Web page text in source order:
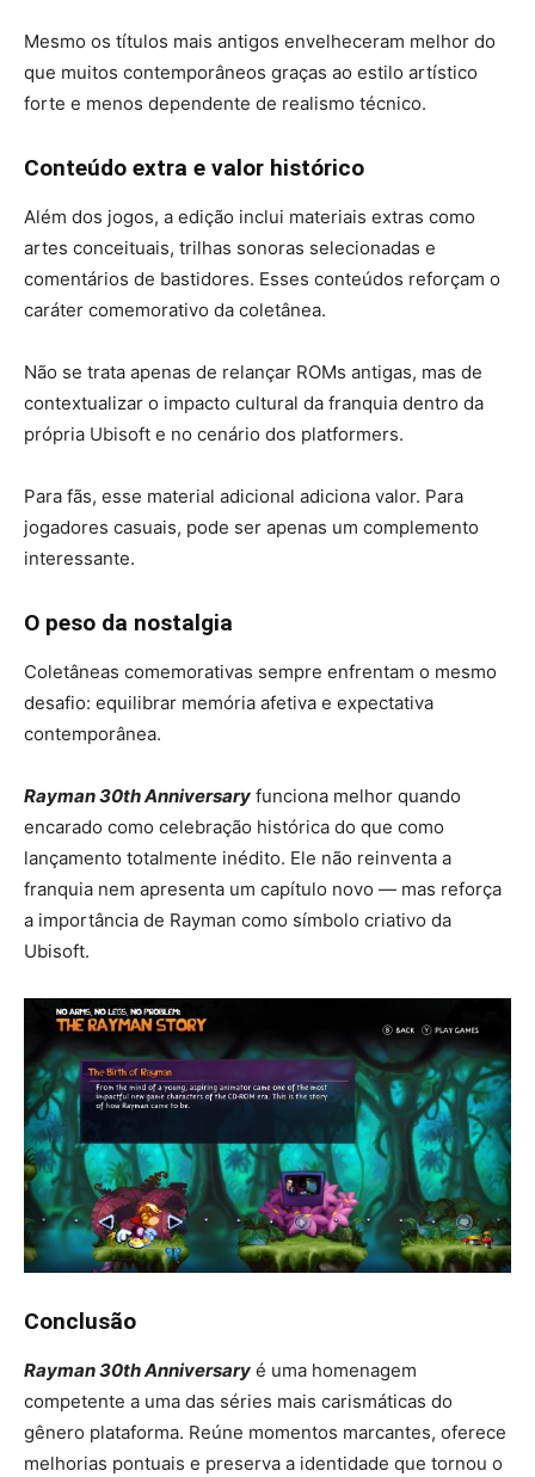
Mesmo os títulos mais antigos envelheceram melhor do
que muitos contemporâneos graças ao estilo artístico
forte e menos dependente de realismo técnico.
Conteúdo extra e valor histórico
Além dos jogos, a edição inclui materiais extras como
artes conceituais, trilhas sonoras selecionadas e
comentários de bastidores. Esses conteúdos reforçam o
caráter comemorativo da coletânea.
Não se trata apenas de relançar ROMs antigas, mas de
contextualizar o impacto cultural da franquia dentro da
própria Ubisoft e no cenário dos platformers.
Para fãs, esse material adicional adiciona valor. Para
jogadores casuais, pode ser apenas um complemento
interessante.
O peso da nostalgia
Coletâneas comemorativas sempre enfrentam o mesmo
desafio: equilibrar memória afetiva e expectativa
contemporânea.
Rayman 30th Anniversary funciona melhor quando
encarado como celebração histórica do que como
lançamento totalmente inédito. Ele não reinventa a
franquia nem apresenta um capítulo novo — mas reforça
a importância de Rayman como símbolo criativo da
Ubisoft.
Conclusão
Rayman 30th Anniversary é uma homenagem
competente a uma das séries mais carismáticas do
gênero plataforma. Reúne momentos marcantes, oferece
melhorias pontuais e preserva a identidade que tornou o